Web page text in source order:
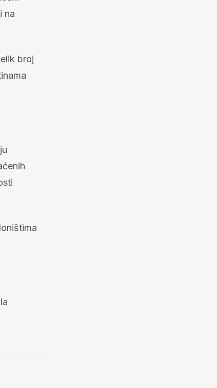
na
broj